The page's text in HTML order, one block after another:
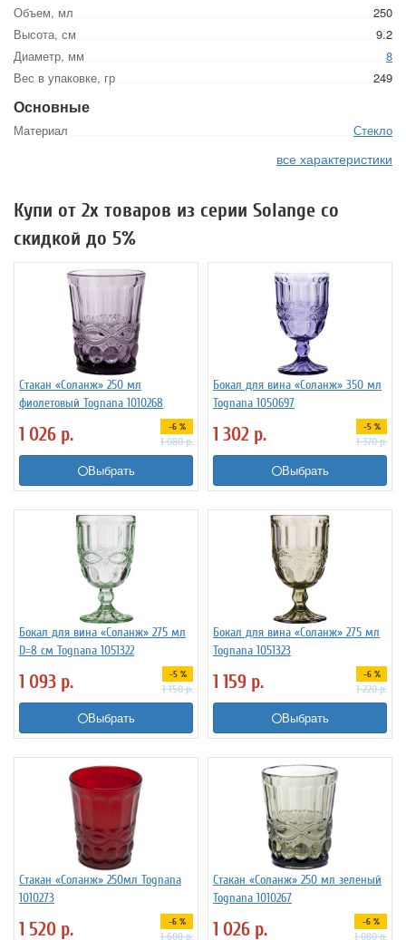
Объем, мл
250
Высота, см
9.2
Диаметр, мм
8
Вес в упаковке, гр
249
Основные
Материал Стекло
все характеристики
Купи от 2х товаров из серии Solange со
скидкой до 5%
Стакан «Соланж» 250 мл
фиолетовый Tognana 1010268
1 026 р. -6 %
1 080р.
Выбрать
Бокал для вина «Соланж» 350 мл
Tognana 1050697
1 302 р. -5 %
1 370р.
Выбрать
Бокал для вина «Соланж» 275 мл
D=8 см Tognana 1051322
1 093 р. -5 %
1 150р.
Выбрать
Бокал для вина «Соланж» 275 мл
Tognana 1051323
1 159 р. -6 %
1 220р.
Выбрать
Стакан «Соланж» 250мл Tognana
1010273
1 520 р. -6 %
1 600р.
Стакан «Соланж» 250 мл зеленый
Tognana 1010267
1 026 р. -6 %
1 080р.